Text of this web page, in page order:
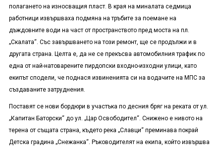
полагането на износващия пласт. В края на миналата седмица
работници извършваха подмяна на тръбите за поемане на
дъждовните води на част от пространството пред моста на пл.
„Скалата“. Със завършването на този ремонт, ще се продължи и в
другата страна. Целта е, да не се прекъсва автомобилния трафик по
една от най-натоварените пирдопски входно-изходни улици, като
екипът сподели, че поднася извиненията си на водачите на МПС за
създаваните затруднения.
Поставят се нови бордюри в участъка по десния бряг на реката от ул.
„Капитан Баторски“ до ул. „Цар Освободител“. Снижено е нивото на
терена от същата страна, където река „Славци“ преминава покрай
Детска градина „Снежанка“. Ръководителят на екипа, който извършва